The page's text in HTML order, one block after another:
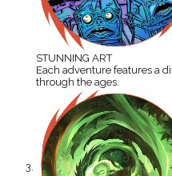
STUNNING ART
Each adventure features a
through the ages.